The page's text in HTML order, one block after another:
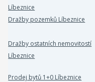
Líbeznice
Dražby pozemků Líbeznice
Dražby ostatních nemovitostí
Líbeznice
Prodej bytů 1+0 Líbeznice